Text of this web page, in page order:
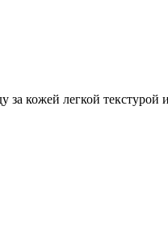
за кожей легкой